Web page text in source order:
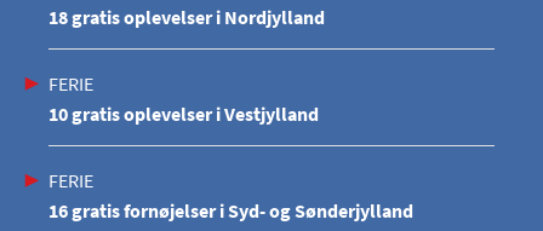
18 gratis oplevelser i Nordjylland
FERIE
10 gratis oplevelser i Vestjylland
FERIE
16 gratis fornøjelser i Syd- og Sønderjylland